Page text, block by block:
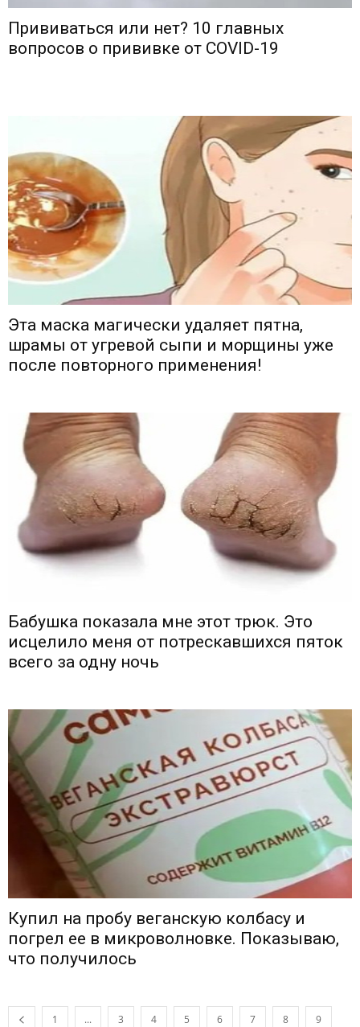
Прививаться или нет? 10 главных
вопросов о прививке от COVID-19
Эта маска магически удаляет пятна,
шрамы от угревой сыпи и морщины уже
после повторного применения!
Бабушка показала мне этот трюк. Это
исцелило меня от потрескавшихся пяток
всего за одну ночь
Купил на пробу веганскую колбасу и
погрел ее в микроволновке. Показываю,
что получилось
1 ... 3 4 5 6 7 8 9